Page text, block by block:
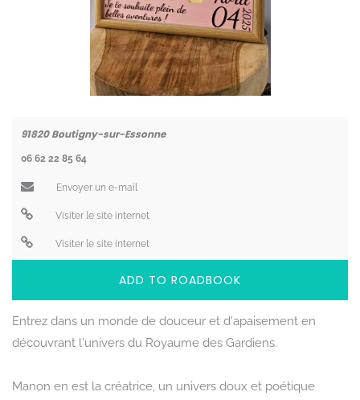
91820 Boutigny-sur-Essonne
06 62 22 85 64
Envoyer un e-mail
Visiter le site internet
Visiter le site internet
ADD TO ROADBOOK
Entrez dans un monde de douceur et d'apaisement en
découvrant l'univers du Royaume des Gardiens.
Manon en est la créatrice, un univers doux et poétique